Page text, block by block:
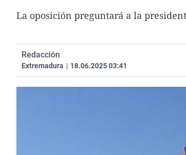
La oposición preguntará a la
Redacción
Extremadura | 18.06.2025 03:41